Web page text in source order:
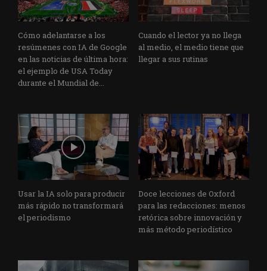
Cómo adelantarse a los
resúmenes con IA de Google
en las noticias de última hora:
el ejemplo de USA Today
durante el Mundial de...
Cuando el lector ya no llega
al medio, el medio tiene que
llegar a sus rutinas
Usar la IA solo para producir
más rápido no transformará
el periodismo
Doce lecciones de Oxford
para las redacciones: menos
retórica sobre innovación y
más método periodístico